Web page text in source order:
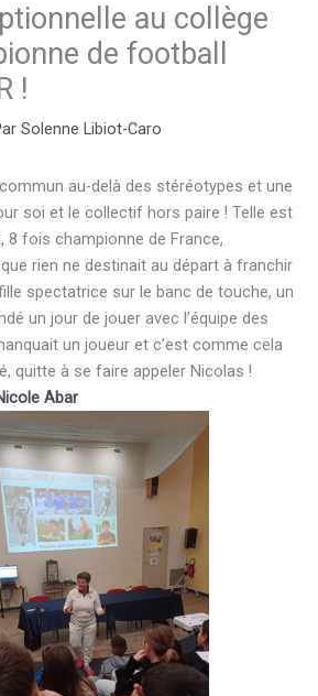
au collège
de football
!
Solenne Libiot-Caro
au-delà des stéréotypes et une
soi et le collectif hors paire ! Telle est
8 fois championne de France,
rien ne destinait au départ à franchir
spectatrice sur le banc de touche, un
un jour de jouer avec l’équipe des
un joueur et c’est comme cela
quitte à se faire appeler Nicolas !
Abar